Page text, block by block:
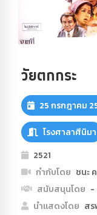
วัยตกกระ
25 กรกฎาคม
โรงศาลาศีนิมา
2521
กำกับโดย ชนะ
สนับสนุนโดย -
นำแสดงโดย สร